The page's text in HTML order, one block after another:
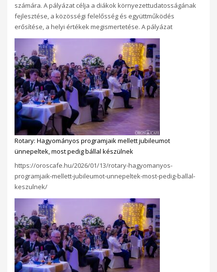
számára. A pályázat célja a diákok környezettudatosságának
fejlesztése, a közösségi felelősség és együttműködés
erősítése, a helyi értékek megismertetése. A pályázat
Rotary: Hagyományos programjaik mellett jubileumot
ünnepeltek, most pedig bállal készülnek
https://oroscafe.hu/2026/01/13/rotary-hagyomanyos-
programjaik-mellett-jubileumot-unnepeltek-most-pedig-ballal-
keszulnek/